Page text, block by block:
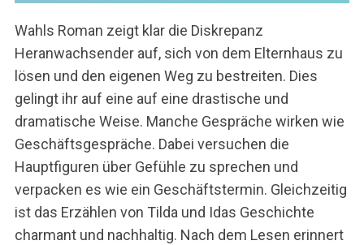
Wahls Roman zeigt klar die Diskrepanz
Heranwachsender auf, sich von dem Elternhaus zu
lösen und den eigenen Weg zu bestreiten. Dies
gelingt ihr auf eine auf eine drastische und
dramatische Weise. Manche Gespräche wirken wie
Geschäftsgespräche. Dabei versuchen die
Hauptfiguren über Gefühle zu sprechen und
verpacken es wie ein Geschäftstermin. Gleichzeitig
ist das Erzählen von Tilda und Idas Geschichte
charmant und nachhaltig. Nach dem Lesen erinnert